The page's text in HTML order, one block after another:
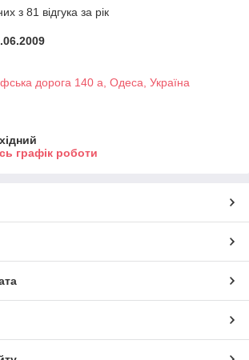
з 81 відгука за рік
дорога 140 а, Одеса, Україна
графік роботи